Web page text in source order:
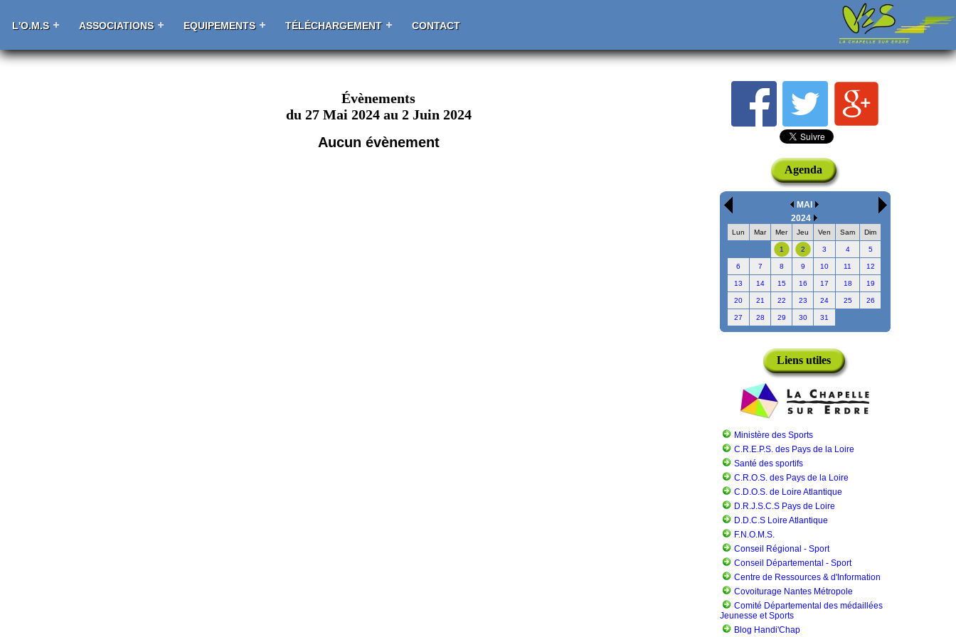
L'O.M.S ASSOCIATIONS EQUIPEMENTS TÉLÉCHARGEMENT CONTACT
Évènements
du 27 Mai 2024 au 2 Juin 2024
Aucun évènement
Agenda
MAI
2024
Lun Mar Mer Jeu Ven Sam Dim
1 2 3 4 5
6 7 8 9 10 11 12
13 14 15 16 17 18 19
20 21 22 23 24 25 26
27 28 29 30 31
Liens utiles
Ministère des Sports
C.R.E.P.S. des Pays de la Loire
Santé des sportifs
C.R.O.S. des Pays de la Loire
C.D.O.S. de Loire Atlantique
D.R.J.S.C.S Pays de Loire
D.D.C.S Loire Atlantique
F.N.O.M.S.
Conseil Régional - Sport
Conseil Départemental - Sport
Centre de Ressources & d'Information
Covoiturage Nantes Métropole
Comité Départemental des médaillées
Jeunesse et Sports
Blog Handi'Chap